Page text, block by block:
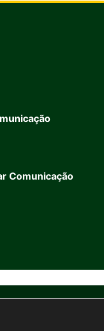
Comunicação
GDPR Cookie Banner